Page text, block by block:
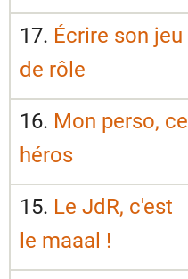
17. Écrire son jeu
de rôle
16. Mon perso, ce
héros
15. Le JdR, c'est
le maaal !